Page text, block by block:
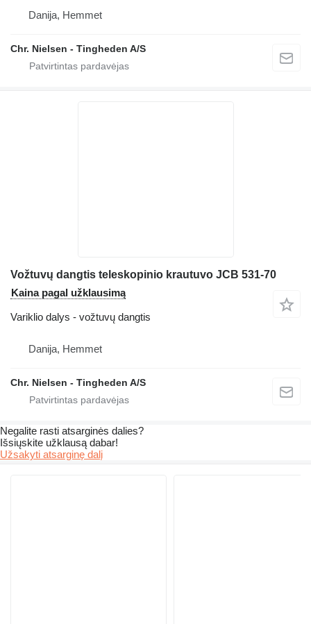
Danija, Hemmet
Chr. Nielsen - Tingheden A/S
Vožtuvų dangtis teleskopinio krautuvo JCB 531-70
Kaina pagal užklausimą
Variklio dalys - vožtuvų dangtis
Danija, Hemmet
Chr. Nielsen - Tingheden A/S
Negalite rasti atsarginės dalies?
Išsiųskite užklausą dabar!
Užsakyti atsarginę dalį